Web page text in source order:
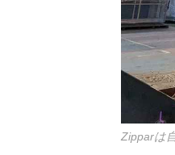
Zipparは